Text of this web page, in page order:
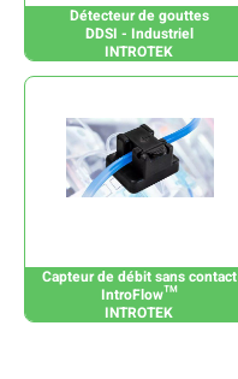
Détecteur de gouttes
DDSI - Industriel
INTROTEK
Capteur de débit sans contact
IntroFlow™
INTROTEK